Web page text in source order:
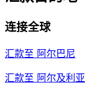
连接全球
汇款至 阿尔巴尼
汇款至 阿尔及利亚